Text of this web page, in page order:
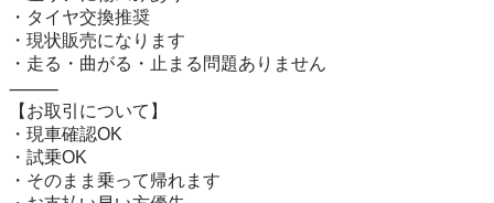
・タイヤ交換推奨
・現状販売になります
・走る・曲がる・止まる問題ありません
⸻
【お取引について】
・現車確認OK
・試乗OK
・そのまま乗って帰れます